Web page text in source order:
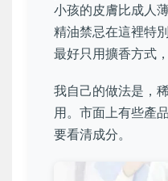
小孩的皮膚比成人
精油禁忌在這裡特
最好只用擴香方式
我自己的做法是，
用。市面上有些產
要看清成分。